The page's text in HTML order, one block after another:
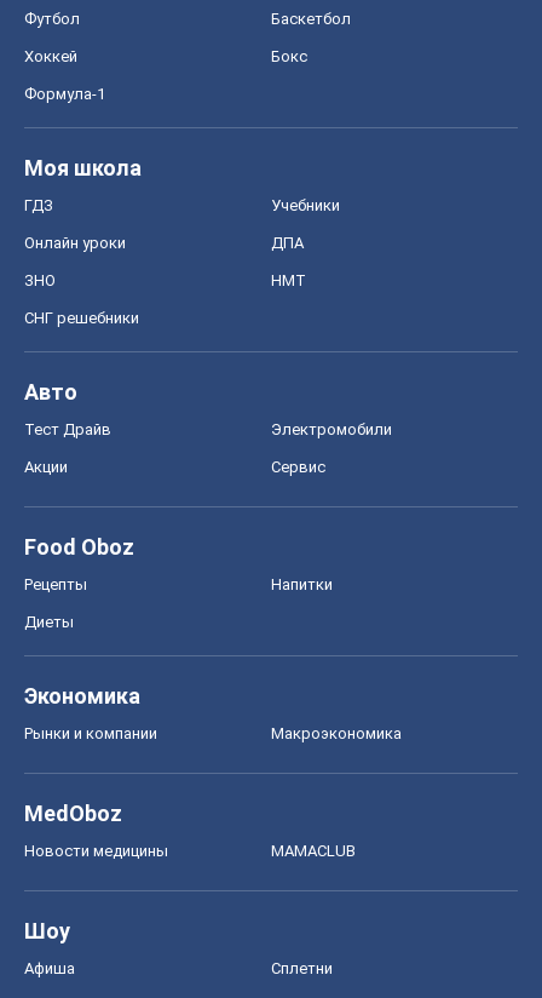
Футбол Баскетбол
Хоккей Бокс
Формула-1
Моя школа
ГДЗ Учебники
Онлайн уроки ДПА
ЗНО НМТ
СНГ решебники
Авто
Тест Драйв Электромобили
Акции Сервис
Food Oboz
Рецепты Напитки
Диеты
Экономика
Рынки и компании Mакроэкономика
MedOboz
Новости медицины MAMACLUB
Шоу
Афиша Сплетни